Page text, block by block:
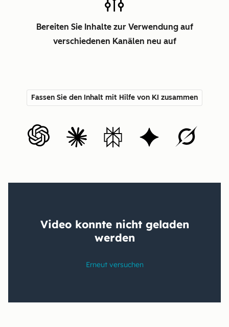
Bereiten Sie Inhalte zur Verwendung auf
verschiedenen Kanälen neu auf
Fassen Sie den Inhalt mit Hilfe von KI zusammen